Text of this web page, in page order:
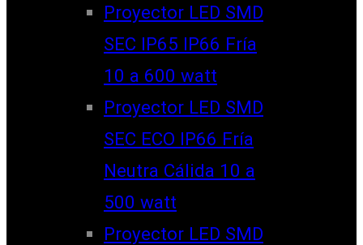
Proyector LED SMD
SEC IP65 IP66 Fría
10 a 600 watt
Proyector LED SMD
SEC ECO IP66 Fría
Neutra Cálida 10 a
500 watt
Proyector LED SMD